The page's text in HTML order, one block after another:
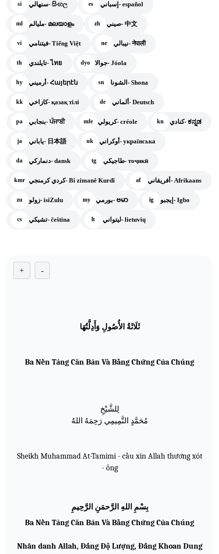
si سنهالي- සිංහල es إسباني- español
ml مليالم- മലയാളം zh صيني- 中文
vi فيتنامي- Tiếng Việt ne نيبالي- नेपाली
th تايلندي- ไทย dyo جوالا- Jóola
hy أرميني- Հայերէն sn الشونا- Shona
kk كازاخي- қазақ тілі de ألماني- Deutsch
pa بنجابي- ਪੰਜਾਬੀ mfe كريولي- créole kn كنادي- ಕನ್ನಡ
ja ياباني- 日本語 uk أوكراني- українська
da دنماركي- dansk tg طاجيكي- тоҷикӣ
kmr كردي كرمنجي- Bi zimanê Kurdî af أفريقاني- Afrikaans
zu زولو- isiZulu my بورمي- ဗမာ ig إيجبو- Igbo
cs تشيكي- čeština lt ليتواني- lietuvių
+ -
ثَلَاثَةُ الأُصُولِ وَأَدِلَّتُهَا
Ba Nền Tảng Căn Bản Và Bằng Chứng Của Chúng
لِلشيخ
محمد التميمي رحمه الله
Sheikh Muhammad At-Tamimi - cầu xin Allah thương xót
ông -
بسم الله الرحمن الرحيم
Ba Nền Tảng Căn Bản Và Bằng Chứng Của Chúng
Nhân danh Allah, Đấng Độ Lượng, Đấng Khoan Dung